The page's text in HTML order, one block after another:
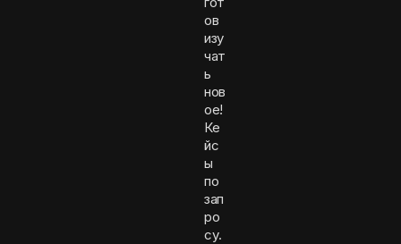
ов
изу
чат
ь
нов
ое!
Ке
йс
ы
по
зап
ро
су.